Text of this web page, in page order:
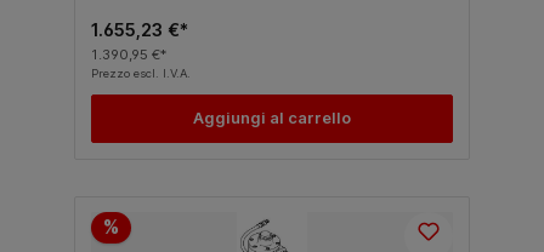
aspirazione con filtro
1.655,23 €*
1.390,95 €*
Prezzo escl. I.V.A.
Aggiungi al carrello
%